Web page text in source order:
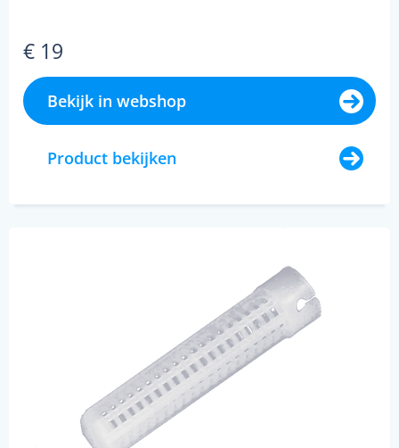
€ 19
Bekijk in webshop
Product bekijken